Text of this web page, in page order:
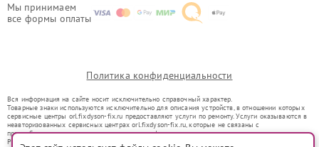
Мы принимаем
все формы оплаты
Политика конфиденциальности
Вся информация на сайте носит исключительно справочный характер.
Товарные знаки используются исключительно для описания устройств, в отношении которых
сервисные центры orl.fixdyson-fix.ru предоставляют услуги по ремонту. Услуги оказываются в
неавторизованных сервисных центрах orl.fixdyson-fix.ru, которые не связаны с
правообладателями товарных знаков или их официальными представителями.
Ремонт осуществляется для устройств, уже введенных в гражданский оборот в соответствии